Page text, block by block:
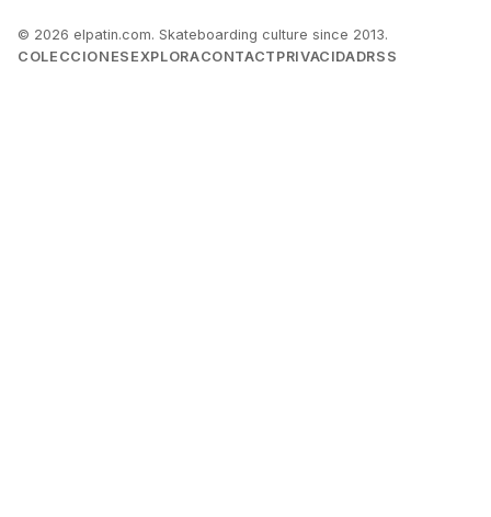
© 2026 elpatin.com. Skateboarding culture since 2013.
COLECCIONES EXPLORACONTACT PRIVACIDADRSS